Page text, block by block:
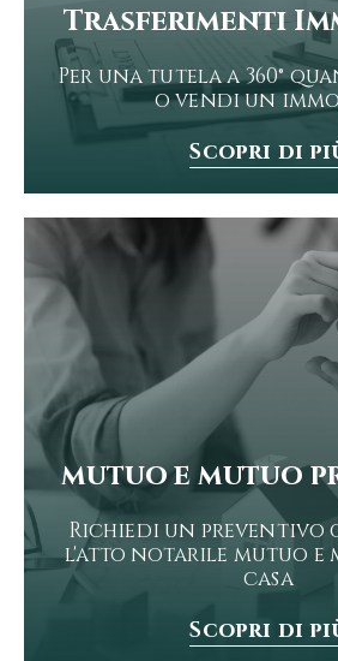
Trasferimenti
Per una tutela a 360°
o vendi un
Scopri di
mutuo e mutuo
Richiedi un preventivo
l'atto notarile mutuo e
casa
Scopri di